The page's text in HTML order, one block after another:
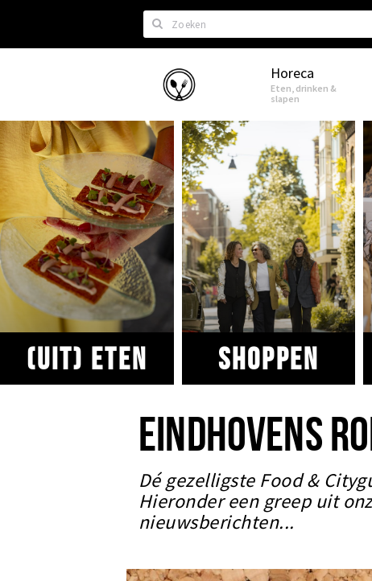
Zoeken
Eindhoven Horeca
Eten, drinken &
slapen
(uit) eten Shoppen
EINDHOVENS
Dé gezelligste Food &
Hieronder een greep uit
nieuwsberichten...